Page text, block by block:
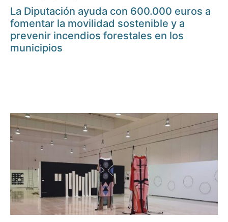
La Diputación ayuda con 600.000 euros a
fomentar la movilidad sostenible y a
prevenir incendios forestales en los
municipios